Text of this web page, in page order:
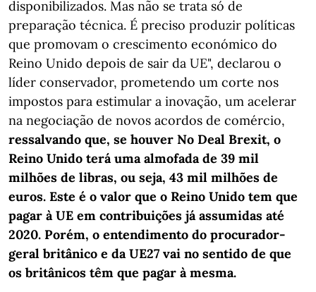
disponibilizados. Mas não se trata só de
preparação técnica. É preciso produzir políticas
que promovam o crescimento económico do
Reino Unido depois de sair da UE", declarou o
líder conservador, prometendo um corte nos
impostos para estimular a inovação, um acelerar
na negociação de novos acordos de comércio,
ressalvando que, se houver No Deal Brexit, o
Reino Unido terá uma almofada de 39 mil
milhões de libras, ou seja, 43 mil milhões de
euros. Este é o valor que o Reino Unido tem que
pagar à UE em contribuições já assumidas até
2020. Porém, o entendimento do procurador-
geral britânico e da UE27 vai no sentido de que
os britânicos têm que pagar à mesma.